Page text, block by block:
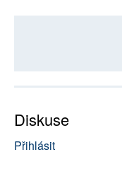
Diskuse
Přihlásit